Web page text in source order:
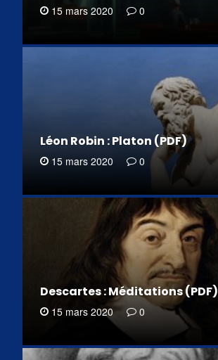
15 mars 2020 0
Léon Robin : Platon (PDF)
15 mars 2020 0
Descartes : Méditations (PDF)
15 mars 2020 0